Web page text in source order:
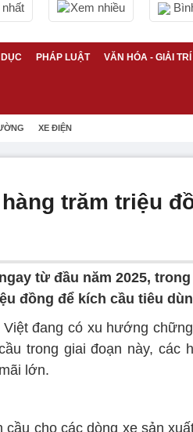
Xem nhiều
PHÁP LUẬT VĂN HÓA - GIẢI TRÍ
XE ĐIỆN
trăm triệu
từ đầu năm 2025,
đồng để kích cầu tiêu
đang có xu hướng
trong giai đoạn này, các
lớn.
cho các dòng xe sản